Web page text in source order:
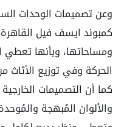
وعن تصميمات الوحدات
كمبوند ايسف فيل القاهرة
ومساحاتها، وبأنها تعطي
الحركة وفي توزيع
كما أن التصميمات
والألوان المُبهجة